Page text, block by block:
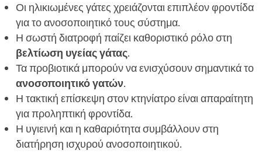
ανοσοποιητικού της γάτας σας
Σημασία της τακτικής επίσκεψης στον κτηνίατρο
 Συμβουλές για τη φροντίδα ηλικιωμένων γατών
στο σπίτι
 Πώς η έκθεση σε φυσικό φως επηρεάζει το
ανοσοποιητικό σύστημα
 Η σημασία της καλής υγιεινής για τις
ηλικιωμένες γάτες
 FAQ
Οι ηλικιωμένες γάτες χρειάζονται επιπλέον φροντίδα
για το ανοσοποιητικό τους σύστημα.
Η σωστή διατροφή παίζει καθοριστικό ρόλο στη
βελτίωση υγείας γάτας.
Τα προβιοτικά μπορούν να ενισχύσουν σημαντικά το
ανοσοποιητικό γατών.
Η τακτική επίσκεψη στον κτηνίατρο είναι απαραίτητη
για προληπτική φροντίδα.
Η υγιεινή και η καθαριότητα συμβάλλουν στη
διατήρηση ισχυρού ανοσοποιητικού.